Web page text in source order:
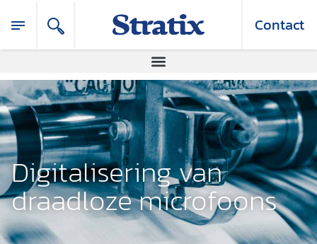
Contact
Digitalisering van
draadloze microfoons